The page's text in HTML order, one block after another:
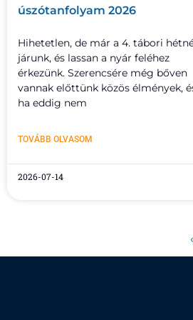
úszótanfolyam 2026
Hihetetlen, de már a 4. tábori
járunk, és lassan a nyár feléhez
érkezünk. Szerencsére még bőven
vannak előttünk közös élmények,
ha eddig nem
TOVÁBB OLVASOM
2026-07-14